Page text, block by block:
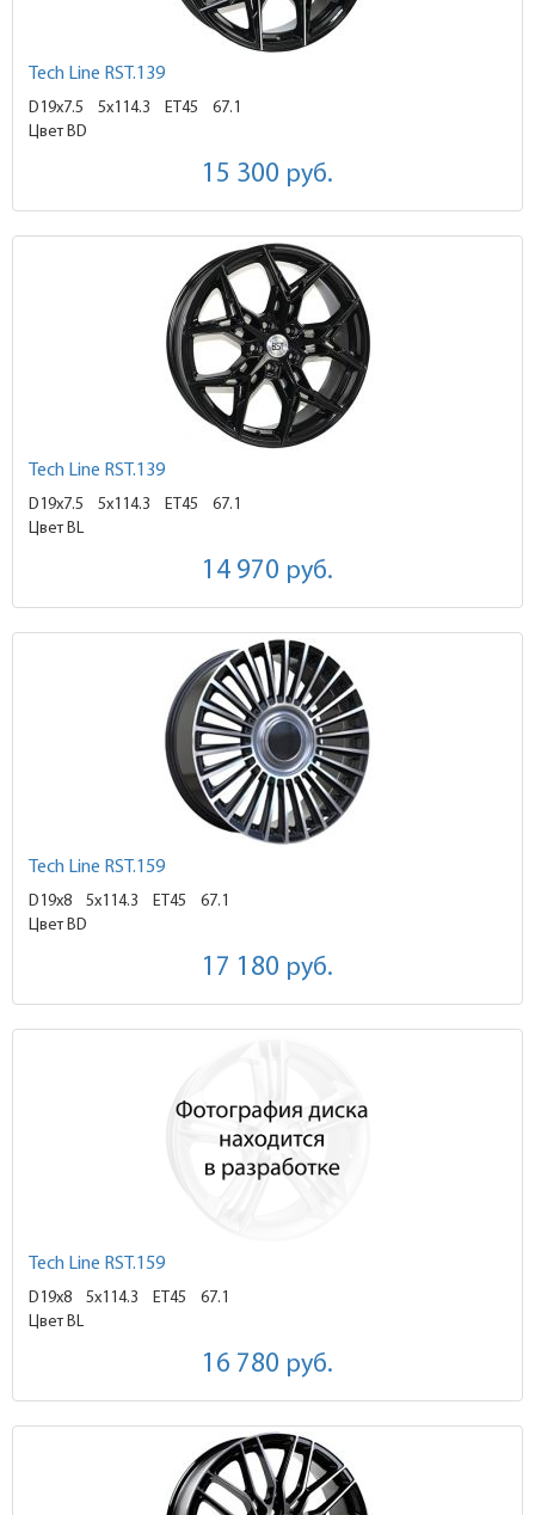
Tech Line RST.139
D19x7.5 5x114.3 ET45
67.1
Цвет BD
15 300 руб.
Tech Line RST.139
D19x7.5 5x114.3 ET45
67.1
Цвет BL
14 970 руб.
Tech Line RST.159
D19x8 5x114.3 ET45
67.1
Цвет BD
17 180 руб.
Tech Line RST.159
D19x8 5x114.3 ET45
67.1
Цвет BL
16 780 руб.